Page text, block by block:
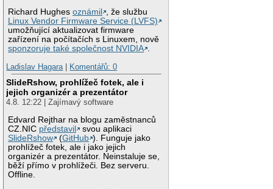
Richard Hughesoznámil
, že službu
Linux Vendor Firmware Service (LVFS)
umožňující aktualizovat firmware
zařízení na počítačích s Linuxem, nově
sponzoruje také společnost NVIDIA .
Ladislav Hagara | Komentářů: 0
SlideRshow, prohlížeč fotek, ale i
jejich organizér a prezentátor
4.8. 12:22 | Zajímavý software
Edvard Rejthar na blogu zaměstnanců
CZ.NIC představil
svou aplikaci
SlideRshow
(GitHub ). Funguje jako
prohlížeč fotek, ale i jako jejich
organizér a prezentátor. Neinstaluje se,
běží přímo v prohlížeči. Bez serveru.
Offline.